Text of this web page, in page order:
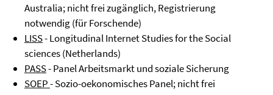
Australia; nicht frei zugänglich, Registrierung
notwendig (für Forschende)
LISS- Longitudinal Internet Studies for the Social
sciences (Netherlands)
PASS- Panel Arbeitsmarkt und soziale Sicherung
SOEP- Sozio-oekonomisches Panel; nicht frei